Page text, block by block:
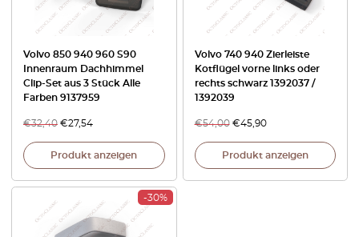
Volvo 850 940 960 S90
Innenraum Dachhimmel
Clip-Set aus 3 Stück Alle
Farben 9137959
€32,40 €27,54
Produkt anzeigen
Volvo 740 940 Zierleiste
Kotflügel vorne links oder
rechts schwarz 1392037 /
1392039
€54,00 €45,90
Produkt anzeigen
-30%